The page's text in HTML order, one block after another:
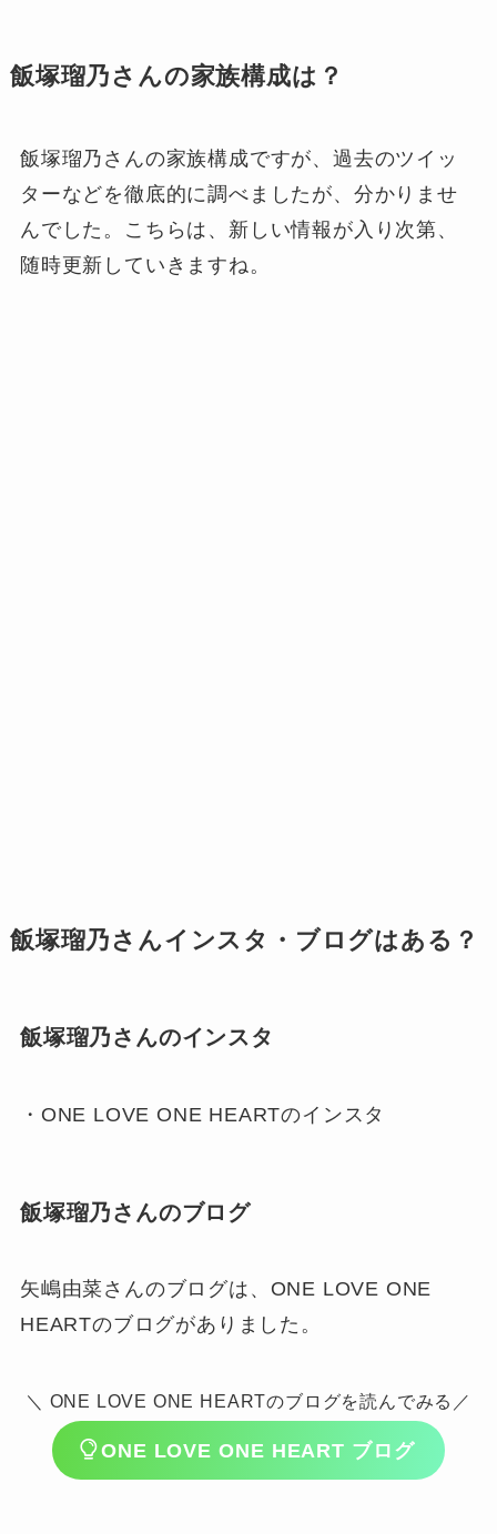
飯塚瑠乃さんの家族構成は？
飯塚瑠乃さんの家族構成ですが、過去のツイッ
ターなどを徹底的に調べましたが、分かりませ
んでした。こちらは、新しい情報が入り次第、
随時更新していきますね。
飯塚瑠乃さんインスタ・ブログはある？
飯塚瑠乃さんのインスタ
・ONE LOVE ONE HEARTのインスタ
飯塚瑠乃さんのブログ
矢嶋由菜さんのブログは、ONE LOVE ONE
HEARTのブログがありました。
＼ ONE LOVE ONE HEARTのブログを読んでみる／
ONE LOVE ONE HEART ブログ